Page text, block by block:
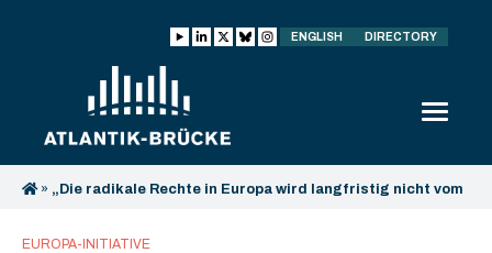
ENGLISH DIRECTORY
» „Die radikale Rechte in Europa wird langfristig nicht vom
EUROPA-INITIATIVE